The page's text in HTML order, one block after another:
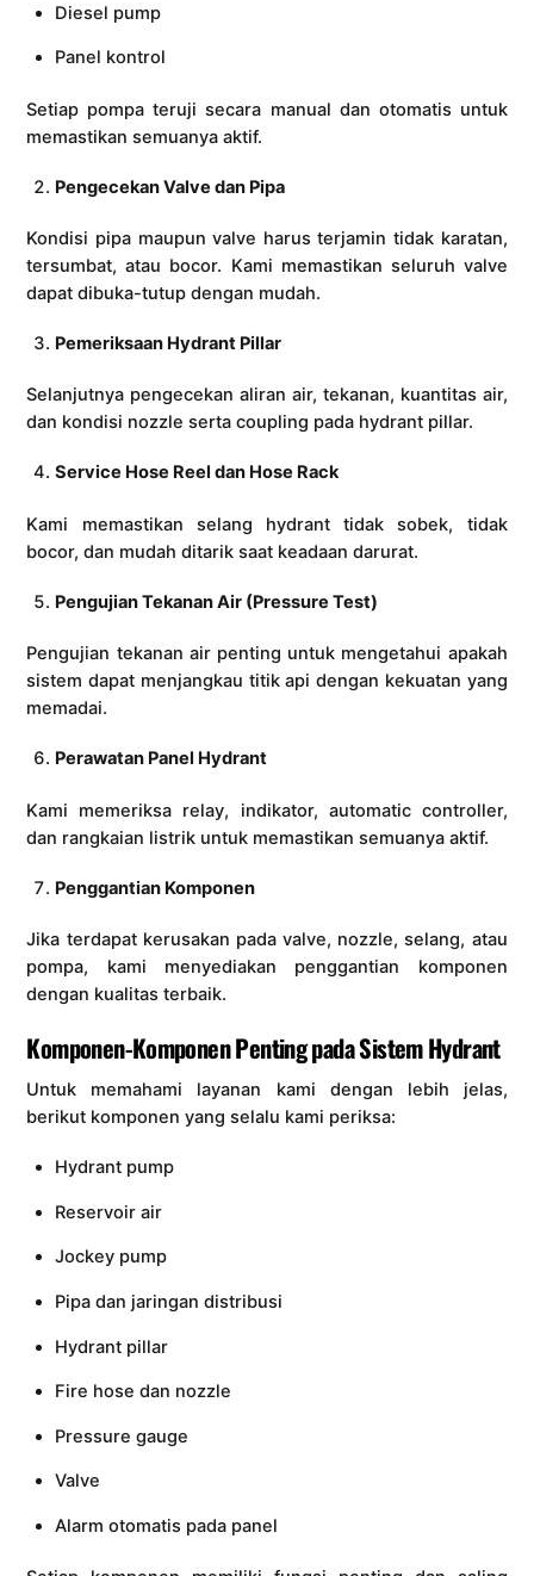
Diesel pump
Panel kontrol
Setiap pompa teruji secara manual dan otomatis untuk
memastikan semuanya aktif.
Pengecekan Valve dan Pipa
Kondisi pipa maupun valve harus terjamin tidak karatan,
tersumbat, atau bocor. Kami memastikan seluruh valve
dapat dibuka-tutup dengan mudah.
Pemeriksaan Hydrant Pillar
Selanjutnya pengecekan aliran air, tekanan, kuantitas air,
dan kondisi nozzle serta coupling pada hydrant pillar.
Service Hose Reel dan Hose Rack
Kami memastikan selang hydrant tidak sobek, tidak
bocor, dan mudah ditarik saat keadaan darurat.
Pengujian Tekanan Air (Pressure Test)
Pengujian tekanan air penting untuk mengetahui apakah
sistem dapat menjangkau titik api dengan kekuatan yang
memadai.
Perawatan Panel Hydrant
Kami memeriksa relay, indikator, automatic controller,
dan rangkaian listrik untuk memastikan semuanya aktif.
Penggantian Komponen
Jika terdapat kerusakan pada valve, nozzle, selang, atau
pompa, kami menyediakan penggantian komponen
dengan kualitas terbaik.
Komponen-Komponen Penting pada Sistem Hydrant
Untuk memahami layanan kami dengan lebih jelas,
berikut komponen yang selalu kami periksa:
Hydrant pump
Reservoir air
Jockey pump
Pipa dan jaringan distribusi
Hydrant pillar
Fire hose dan nozzle
Pressure gauge
Valve
Alarm otomatis pada panel